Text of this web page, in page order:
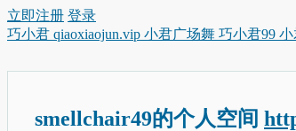
立即注册 登录
巧小君 qiaoxiaojun.vip 小君广场舞 巧小君99
smellchair49的个人空间